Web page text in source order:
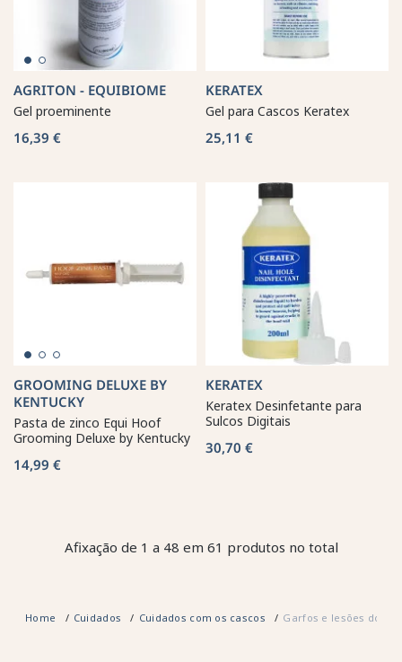
AGRITON - EQUIBIOME
Gel proeminente
16,39 €
KERATEX
Gel para Cascos Keratex
25,11 €
GROOMING DELUXE BY
KENTUCKY
Pasta de zinco Equi Hoof
Grooming Deluxe by Kentucky
14,99 €
KERATEX
Keratex Desinfetante para
Sulcos Digitais
30,70 €
Afixação de 1 a 48 em 61 produtos no total
Home Cuidados Cuidados com os cascos Garfos e lesões do